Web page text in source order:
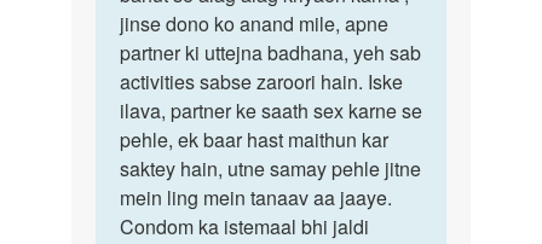
by
sachin
jinse dono ko anand mile, apne
partner ki uttejna badhana, yeh sab
activities sabse zaroori hain. Iske
ilava, partner ke saath sex karne se
pehle, ek baar hast maithun kar
saktey hain, utne samay pehle jitne
mein ling mein tanaav aa jaaye.
Condom ka istemaal bhi jaldi